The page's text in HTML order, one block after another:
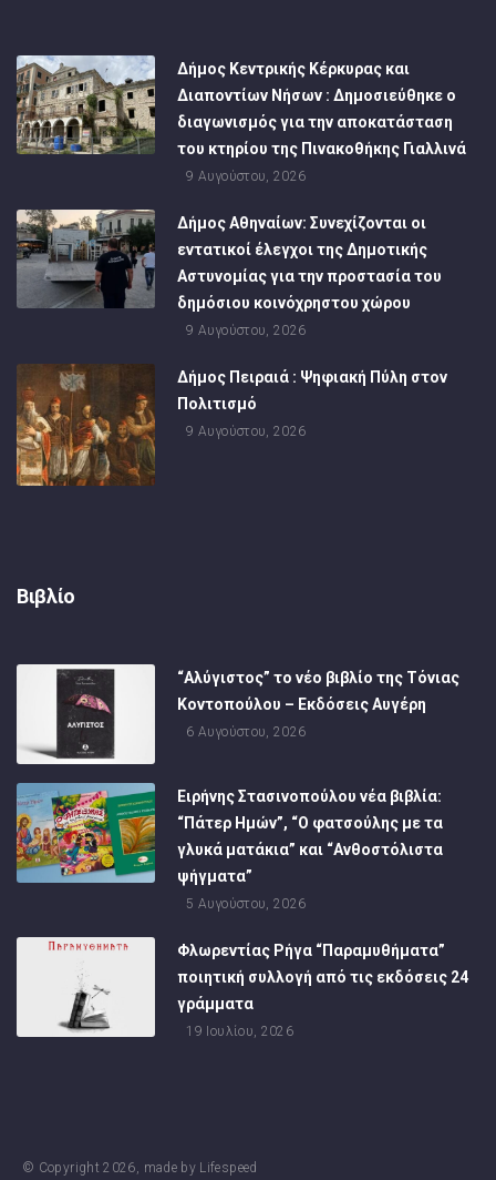
Δήμος Κεντρικής Κέρκυρας και
Διαποντίων Νήσων : Δημοσιεύθηκε ο
διαγωνισμός για την αποκατάσταση
του κτηρίου της Πινακοθήκης Γιαλλινά
9 Αυγούστου, 2026
Δήμος Αθηναίων: Συνεχίζονται οι
εντατικοί έλεγχοι της Δημοτικής
Αστυνομίας για την προστασία του
δημόσιου κοινόχρηστου χώρου
9 Αυγούστου, 2026
Δήμος Πειραιά : Ψηφιακή Πύλη στον
Πολιτισμό
9 Αυγούστου, 2026
Βιβλίο
“Αλύγιστος” το νέο βιβλίο της Τόνιας
Κοντοπούλου – Εκδόσεις Αυγέρη
6 Αυγούστου, 2026
Ειρήνης Στασινοπούλου νέα βιβλία:
“Πάτερ Ημών”, “Ο φατσούλης με τα
γλυκά ματάκια” και “Ανθοστόλιστα
ψήγματα”
5 Αυγούστου, 2026
Φλωρεντίας Ρήγα “Παραμυθήματα”
ποιητική συλλογή από τις εκδόσεις 24
γράμματα
19 Ιουλίου, 2026
© Copyright2026, made by Lifespeed